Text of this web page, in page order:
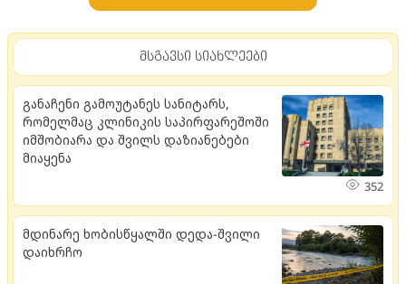
მსგავსი სიახლეები
განაჩენი გამოუტანეს სანიტარს,
რომელმაც კლინიკის საპირფარეშოში
იმშობიარა და შვილს დაზიანებები
მიაყენა
352
მდი­ნა­რე ხო­ბის­წყალ­ში დედა-შვი­ლი
და­იხ­რჩო